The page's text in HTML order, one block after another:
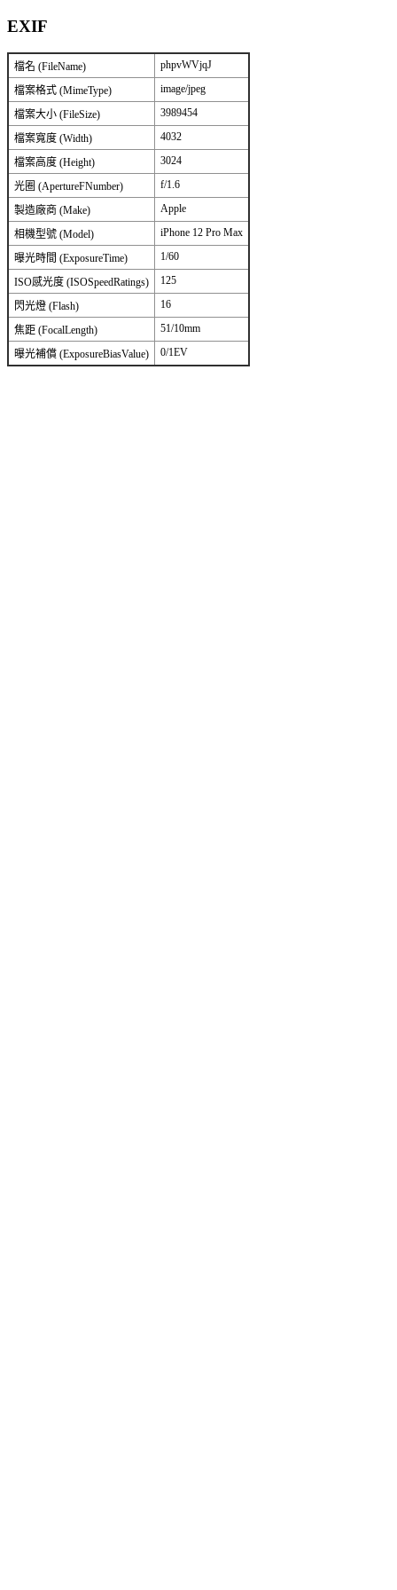
EXIF
檔名 (FileName) phpvWVjqJ
檔案格式 (MimeType) image/jpeg
檔案大小 (FileSize) 3989454
檔案寬度 (Width) 4032
檔案高度 (Height) 3024
光圈 (ApertureFNumber) f/1.6
製造廠商 (Make) Apple
相機型號 (Model) iPhone 12 Pro Max
曝光時間 (ExposureTime) 1/60
ISO感光度 (ISOSpeedRatings) 125
閃光燈 (Flash) 16
焦距 (FocalLength) 51/10mm
曝光補償 (ExposureBiasValue) 0/1EV